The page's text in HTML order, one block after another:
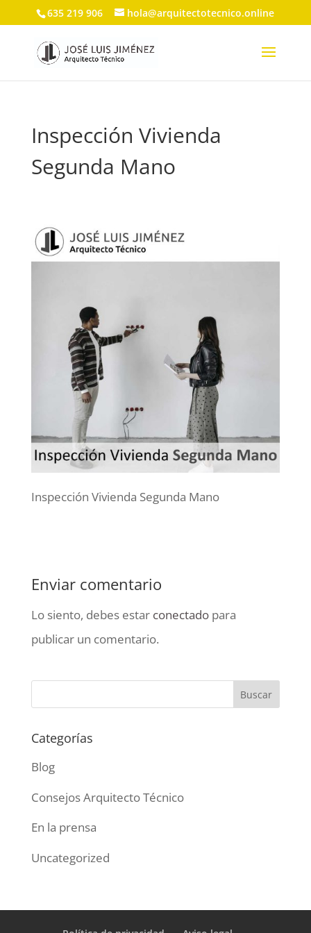
635 219 906 hola@arquitectotecnico.online
Inspección Vivienda
Segunda Mano
Inspección Vivienda Segunda Mano
Enviar comentario
Lo siento, debes estar conectadopara
publicar un comentario.
Categorías
Blog
Consejos Arquitecto Técnico
En la prensa
Uncategorized